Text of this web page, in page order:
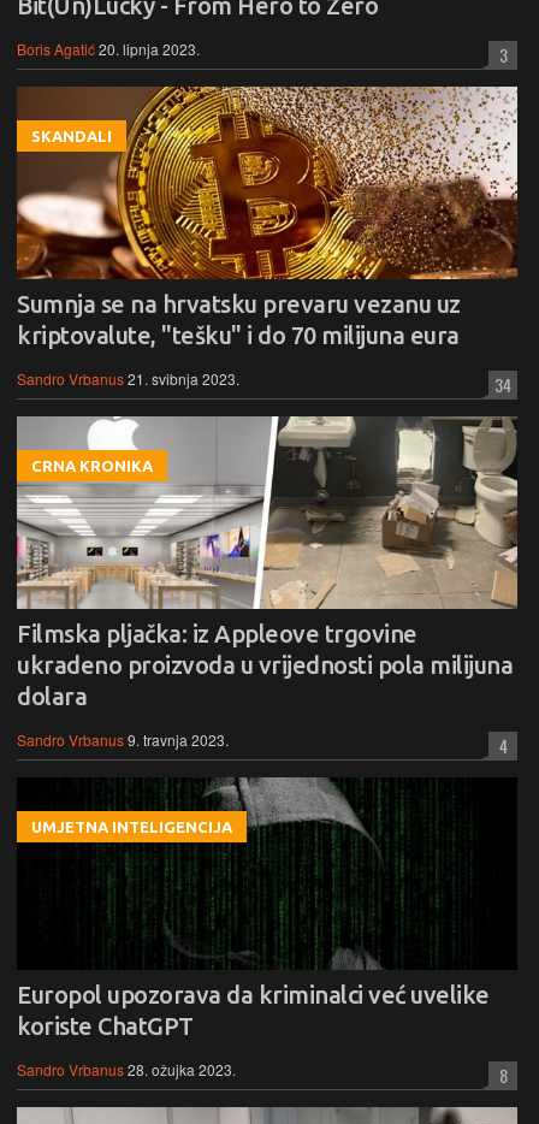
Boris Agatić20. lipnja 2023. 3
SKANDALI
Sumnja se na hrvatsku prevaru vezanu uz
kriptovalute, "tešku" i do 70 milijuna eura
Sandro Vrbanus21. svibnja 2023. 34
CRNA KRONIKA
Filmska pljačka: iz Appleove trgovine
ukradeno proizvoda u vrijednosti pola milijuna
dolara
Sandro Vrbanus9. travnja 2023. 4
UMJETNA INTELIGENCIJA
Europol upozorava da kriminalci već uvelike
koriste ChatGPT
Sandro Vrbanus28. ožujka 2023. 8